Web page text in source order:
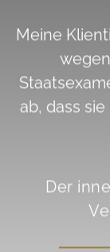
Meine
ab, dass
Der